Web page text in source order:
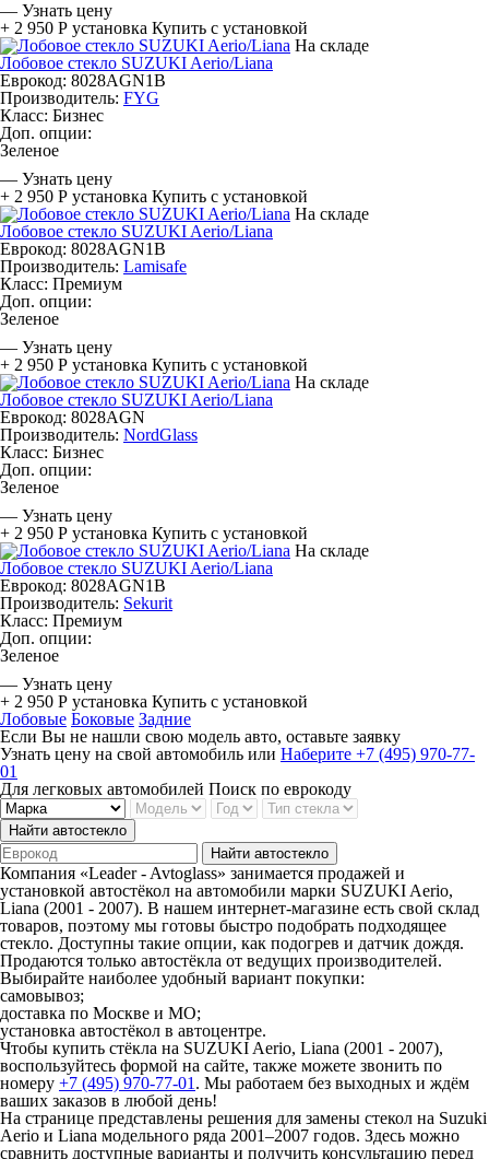
— Узнать цену
+ 2 950 Р установка Купить с установкой
На складе
Лобовое стекло SUZUKI Aerio/Liana
Еврокод: 8028AGN1B
Производитель: FYG
Класс: Бизнес
Доп. опции:
Зеленое
— Узнать цену
+ 2 950 Р установка Купить с установкой
На складе
Лобовое стекло SUZUKI Aerio/Liana
Еврокод: 8028AGN1B
Производитель: Lamisafe
Класс: Премиум
Доп. опции:
Зеленое
— Узнать цену
+ 2 950 Р установка Купить с установкой
На складе
Лобовое стекло SUZUKI Aerio/Liana
Еврокод: 8028AGN
Производитель: NordGlass
Класс: Бизнес
Доп. опции:
Зеленое
— Узнать цену
+ 2 950 Р установка Купить с установкой
На складе
Лобовое стекло SUZUKI Aerio/Liana
Еврокод: 8028AGN1B
Производитель: Sekurit
Класс: Премиум
Доп. опции:
Зеленое
— Узнать цену
+ 2 950 Р установка Купить с установкой
Лобовые Боковые Задние
Если Вы не нашли свою модель авто, оставьте заявку
Узнать цену на свой автомобиль или Наберите +7 (495) 970-77-
01
Для легковых автомобилей Поиск по еврокоду
Найти автостекло
Найти автостекло
Компания «Leader - Avtoglass» занимается продажей и
установкой автостёкол на автомобили марки SUZUKI Aerio,
Liana (2001 - 2007). В нашем интернет-магазине есть свой склад
товаров, поэтому мы готовы быстро подобрать подходящее
стекло. Доступны такие опции, как подогрев и датчик дождя.
Продаются только автостёкла от ведущих производителей.
Выбирайте наиболее удобный вариант покупки:
самовывоз;
доставка по Москве и МО;
установка автостёкол в автоцентре.
Чтобы купить стёкла на SUZUKI Aerio, Liana (2001 - 2007),
воспользуйтесь формой на сайте, также можете звонить по
номеру +7 (495) 970-77-01 . Мы работаем без выходных и ждём
ваших заказов в любой день!
На странице представлены решения для замены стекол на Suzuki
Aerio и Liana модельного ряда 2001–2007 годов. Здесь можно
сравнить доступные варианты и получить консультацию перед